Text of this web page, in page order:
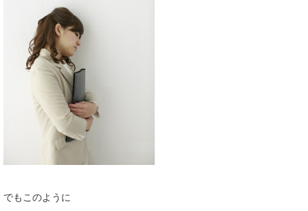
でもこのように